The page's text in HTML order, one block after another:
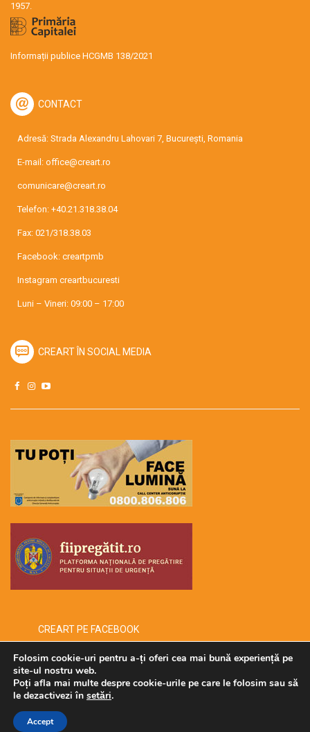
1957.
Informații publice HCGMB 138/2021
CONTACT
Adresă: Strada Alexandru Lahovari 7, București, Romania
E-mail: office@creart.ro
comunicare@creart.ro
Telefon: +40.21.318.38.04
Fax: 021/318.38.03
Facebook: creartpmb
Instagram creartbucuresti
Luni – Vineri: 09:00 – 17:00
CREART ÎN SOCIAL MEDIA
CREART PE FACEBOOK
Copyright © 2026 -creart-
Folosim cookie-uri pentru a-ți oferi cea mai bună experiență pe
site-ul nostru web.
Poți afla mai multe despre cookie-urile pe care le folosim sau să
le dezactivezi în setări.
Accept